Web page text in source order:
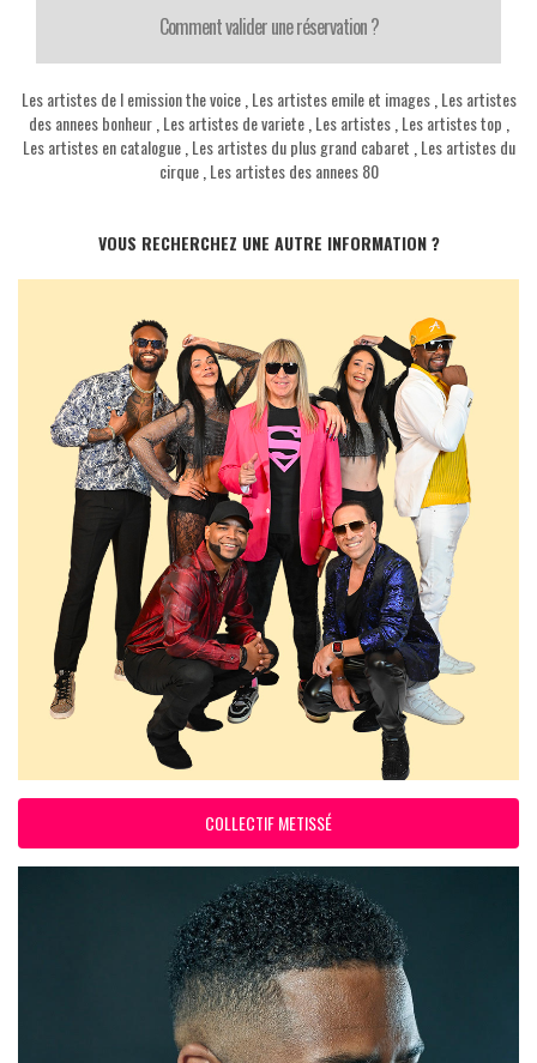
Comment valider une réservation ?
Les artistes de l emission the voice, Les artistes emile et images, Les artistes
des annees bonheur, Les artistes de variete, Les artistes, Les artistes top
Les artistes en catalogue, Les artistes du plus grand cabaret Les artistes du
cirque, Les artistes des annees 80
VOUS RECHERCHEZ UNE AUTRE INFORMATION ?
COLLECTIF METISSÉ